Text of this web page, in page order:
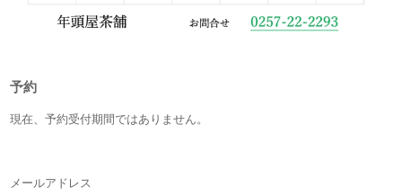
予約
現在、予約受付期間ではありません。
メールアドレス